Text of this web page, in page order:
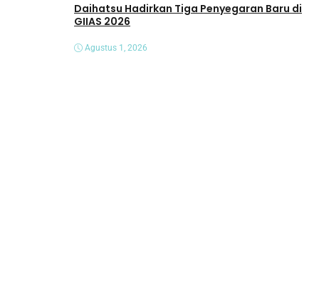
Daihatsu Hadirkan Tiga Penyegaran Baru di
GIIAS 2026
Agustus 1, 2026